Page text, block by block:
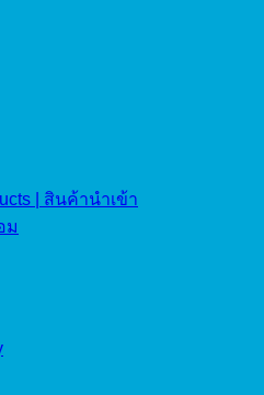
| สินค้านำเข้า
ม